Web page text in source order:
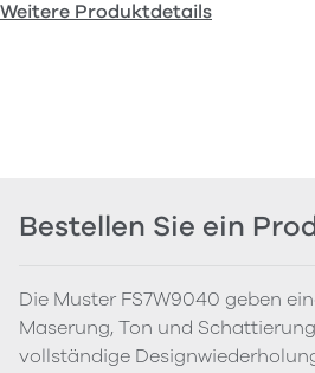
Weitere Produktdetails
Bestellen Sie ein
Die Muster FS7W9040 geben
Maserung, Ton und
vollständige